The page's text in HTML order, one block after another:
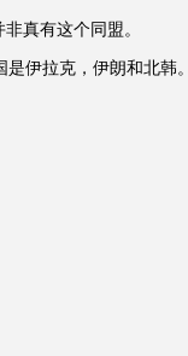
真有这个同盟。
伊拉克，伊朗和北韩